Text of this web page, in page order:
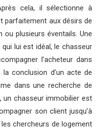
cela, il sélectionne à
parfaitement aux désirs de
ou plusieurs éventails. Une
lui est idéal, le chasseur
l’acheteur dans
conclusion d’un acte de
dans une recherche de
un chasseur immobilier est
son client jusqu’à
chercheurs de logement